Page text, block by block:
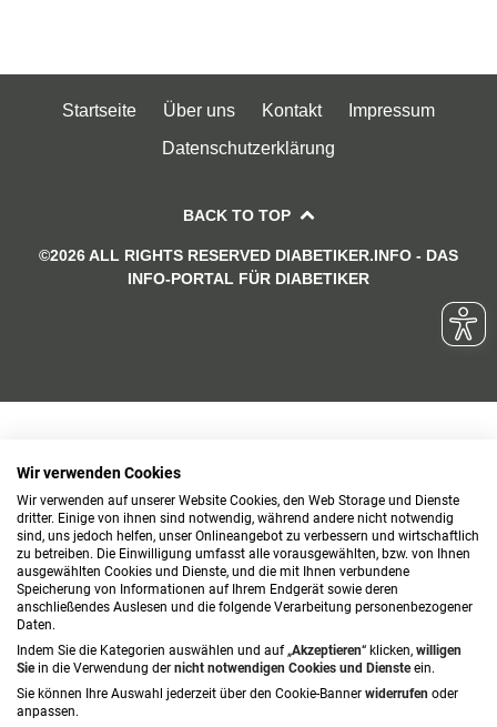
Startseite Über uns Kontakt
Impressum
Datenschutzerklärung
BACK TO TOP
©2026 ALL RIGHTS RESERVED DIABETIKER.INFO - DAS
INFO-PORTAL FÜR DIABETIKER
Wir verwenden Cookies
Wir verwenden auf unserer Website Cookies, den Web Storage und Dienste
dritter. Einige von ihnen sind notwendig, während andere nicht notwendig
sind, uns jedoch helfen, unser Onlineangebot zu verbessern und wirtschaftlich
zu betreiben. Die Einwilligung umfasst alle vorausgewählten, bzw. von Ihnen
ausgewählten Cookies und Dienste, und die mit Ihnen verbundene
Speicherung von Informationen auf Ihrem Endgerät sowie deren
anschließendes Auslesen und die folgende Verarbeitung personenbezogener
Daten.
Indem Sie die Kategorien auswählen und auf „Akzeptieren“ klicken, willigen
Sie in die Verwendung der nicht notwendigen Cookies und Diensteein.
Sie können Ihre Auswahl jederzeit über den Cookie-Banner widerrufen oder
anpassen.